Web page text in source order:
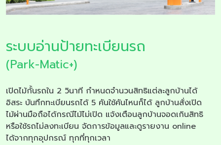
ระบบอ่านป้ายทะเบียนรถ
(Park-Matic+)
เปิดไม้กั้นรถใน 2 วินาที กำหนดจำนวนสิทธิแต่ละลูกบ้านได้
อิสระ บันทึกทะเบียนรถได้ 5 คันใช้คันไหนก็ได้ ลูกบ้านสั่งเปิด
ไม้ผ่านมือถือได้กรณีไม้ไม่เปิด แจ้งเตือนลูกบ้านจอดเกินสิทธิ
หรือใช้รถไม่ลงทะเบียน จัดการข้อมูลและดูรายงาน online
ได้จากทุกอุปกรณ์ ทุกที่ทุกเวลา